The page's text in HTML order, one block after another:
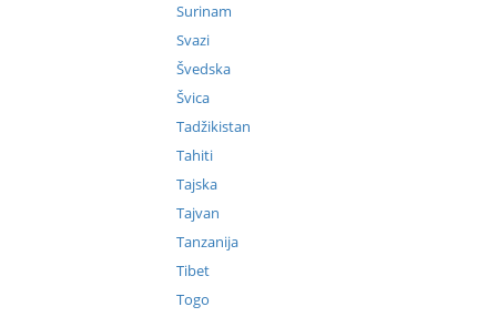
Surinam
Svazi
Švedska
Švica
Tadžikistan
Tahiti
Tajska
Tajvan
Tanzanija
Tibet
Togo